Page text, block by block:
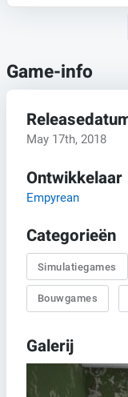
Game-info
May 17th, 2018
Ontwikkelaar
Empyrean
Categorieën
Simulatiegames
Bouwgames
Galerij